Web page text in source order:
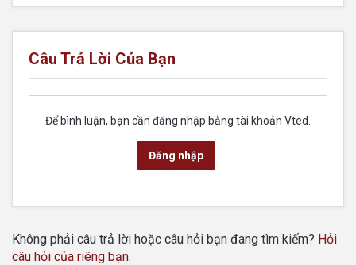
Câu Trả Lời Của Bạn
Để bình luận, bạn cần đăng nhập bằng tài khoản Vted.
Đăng nhập
Không phải câu trả lời hoặc câu hỏi bạn đang tìm kiếm? Hỏi
câu hỏi của riêng bạn.